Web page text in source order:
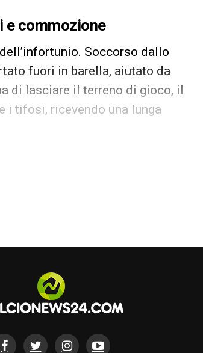
e commozione
Soccorso dallo
fuori in barella, aiutato da
di lasciare il terreno di gioco, il
i tifosi, ricevendo una lunga
da tutto il mondo
credo volesse causare un
per ilCanada